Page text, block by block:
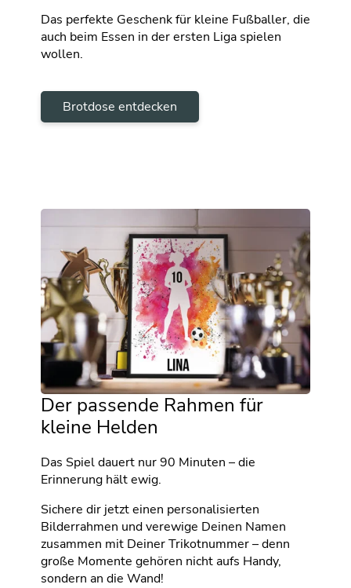
Das perfekte Geschenk für kleine Fußballer, die
auch beim Essen in der ersten Liga spielen
wollen.
Brotdose entdecken
Der passende Rahmen für
kleine Helden
Das Spiel dauert nur 90 Minuten – die
Erinnerung hält ewig.
Sichere dir jetzt einen personalisierten
Bilderrahmen und verewige Deinen Namen
zusammen mit Deiner Trikotnummer – denn
große Momente gehören nicht aufs Handy,
sondern an die Wand!